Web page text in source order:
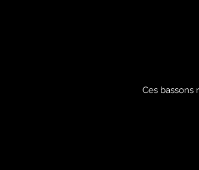
Ces bassons